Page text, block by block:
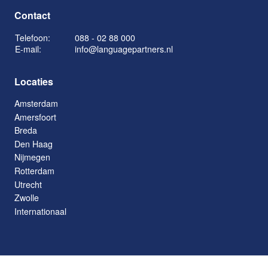
Contact
Telefoon:
088 - 02 88 000
E-mail:
info@languagepartners.nl
Locaties
Amsterdam
Amersfoort
Breda
Den Haag
Nijmegen
Rotterdam
Utrecht
Zwolle
Internationaal